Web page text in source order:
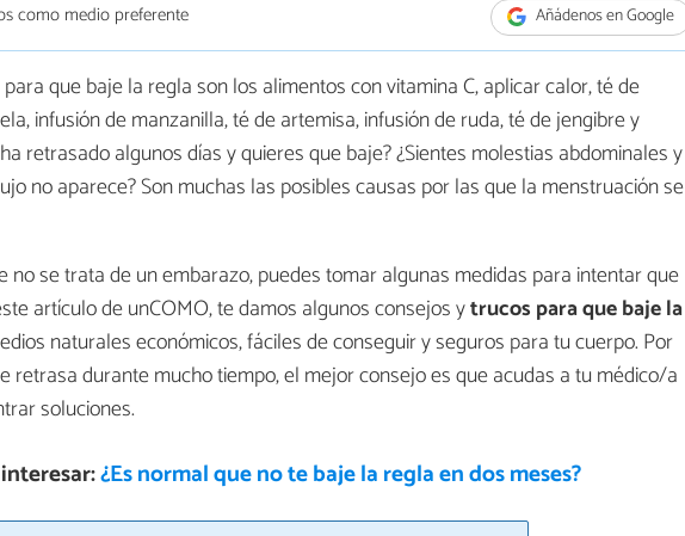
como medio preferente Añádenos en Google
que baje la regla son los alimentos con vitamina C, aplicar calor, té de
infusión de manzanilla, té de artemisa, infusión de ruda, té de jengibre y
retrasado algunos días y quieres que baje? ¿Sientes molestias abdominales y
no aparece? Son muchas las posibles causas por las que la menstruación se
no se trata de un embarazo, puedes tomar algunas medidas para intentar que
artículo de unCOMO, te damos algunos consejos ytrucos para que baje la
naturales económicos, fáciles de conseguir y seguros para tu cuerpo. Por
retrasa durante mucho tiempo, el mejor consejo es que acudas a tu médico/a
soluciones.
¿Es normal que no te baje la regla en dos meses?